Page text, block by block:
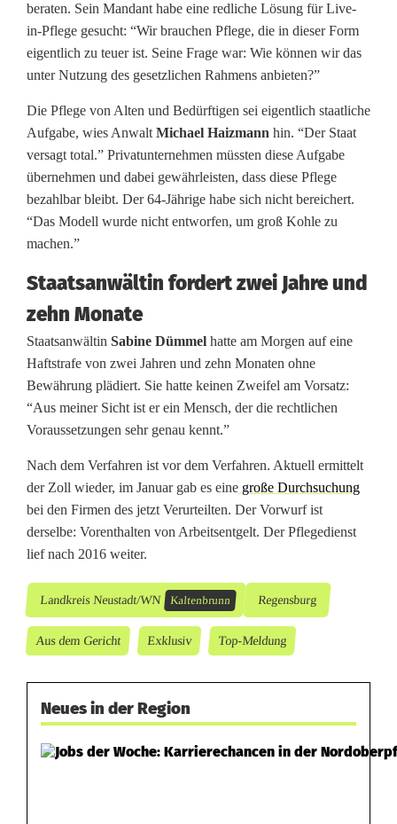
beraten. Sein Mandant habe eine redliche Lösung für Live-
in-Pflege gesucht: “Wir brauchen Pflege, die in dieser Form
eigentlich zu teuer ist. Seine Frage war: Wie können wir das
unter Nutzung des gesetzlichen Rahmens anbieten?”
Die Pflege von Alten und Bedürftigen sei eigentlich staatliche
Aufgabe, wies Anwalt Michael Haizmann hin. “Der Staat
versagt total.” Privatunternehmen müssten diese Aufgabe
übernehmen und dabei gewährleisten, dass diese Pflege
bezahlbar bleibt. Der 64-Jährige habe sich nicht bereichert.
“Das Modell wurde nicht entworfen, um groß Kohle zu
machen.”
Staatsanwältin fordert zwei Jahre und
zehn Monate
Staatsanwältin Sabine Dümmel hatte am Morgen auf eine
Haftstrafe von zwei Jahren und zehn Monaten ohne
Bewährung plädiert. Sie hatte keinen Zweifel am Vorsatz:
“Aus meiner Sicht ist er ein Mensch, der die rechtlichen
Voraussetzungen sehr genau kennt.”
Nach dem Verfahren ist vor dem Verfahren. Aktuell ermittelt
der Zoll wieder, im Januar gab es eine große Durchsuchung
bei den Firmen des jetzt Verurteilten. Der Vorwurf ist
derselbe: Vorenthalten von Arbeitsentgelt. Der Pflegedienst
lief nach 2016 weiter.
Landkreis Neustadt/WN Kaltenbrunn Regensburg
Aus dem Gericht Exklusiv Top-Meldung
Neues in der Region